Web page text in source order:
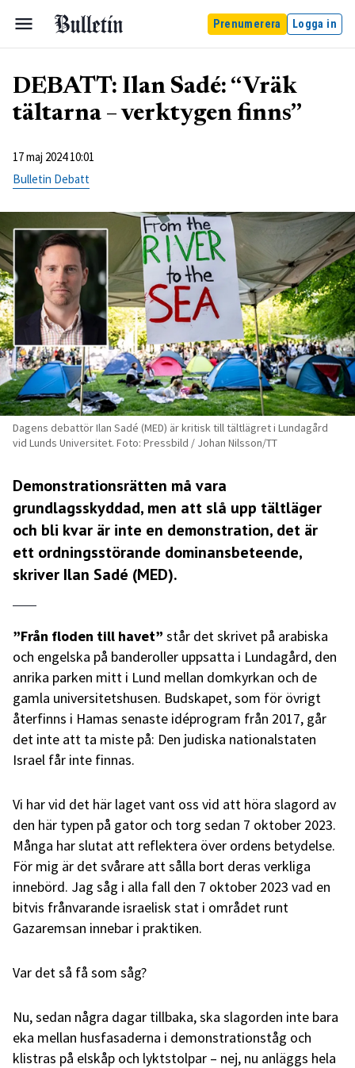
Prenumerera Logga in
DEBATT: Ilan Sadé: “Vräk
tältarna – verktygen finns”
17 maj 2024 10:01
Bulletin Debatt
Dagens debattör Ilan Sadé (MED) är kritisk till tältlägret i Lundagård
vid Lunds Universitet. Foto: Pressbild / Johan Nilsson/TT
Demonstrationsrätten må vara
grundlagsskyddad, men att slå upp tältläger
och bli kvar är inte en demonstration, det är
ett ordningsstörande dominansbeteende,
skriver Ilan Sadé (MED).
”Från floden till havet” står det skrivet på arabiska
och engelska på banderoller uppsatta i Lundagård, den
anrika parken mitt i Lund mellan domkyrkan och de
gamla universitetshusen. Budskapet, som för övrigt
återfinns i Hamas senaste idéprogram från 2017, går
det inte att ta miste på: Den judiska nationalstaten
Israel får inte finnas.
Vi har vid det här laget vant oss vid att höra slagord av
den här typen på gator och torg sedan 7 oktober 2023.
Många har slutat att reflektera över ordens betydelse.
För mig är det svårare att sålla bort deras verkliga
innebörd. Jag såg i alla fall den 7 oktober 2023 vad en
bitvis frånvarande israelisk stat i området runt
Gazaremsan innebar i praktiken.
Var det så få som såg?
Nu, sedan några dagar tillbaka, ska slagorden inte bara
eka mellan husfasaderna i demonstrationståg och
klistras på elskåp och lyktstolpar – nej, nu anläggs hela